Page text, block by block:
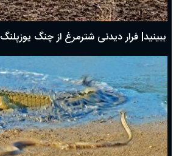
ببینید| فرار دیدنی شترمرغ از چنگ یوزپلنگ